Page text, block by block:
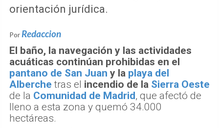
orientación jurídica.
Por Redaccion
El baño, la navegación y las actividades
acuáticas continúan prohibidas en el
pantano de San Juan y la playa del
Alberche tras el incendio de la Sierra Oeste
de la Comunidad de Madrid, que afectó de
lleno a esta zona y quemó 34.000
hectáreas.